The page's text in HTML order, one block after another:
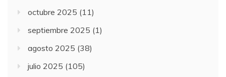
octubre 2025 (11)
septiembre 2025 (1)
agosto 2025 (38)
julio 2025 (105)